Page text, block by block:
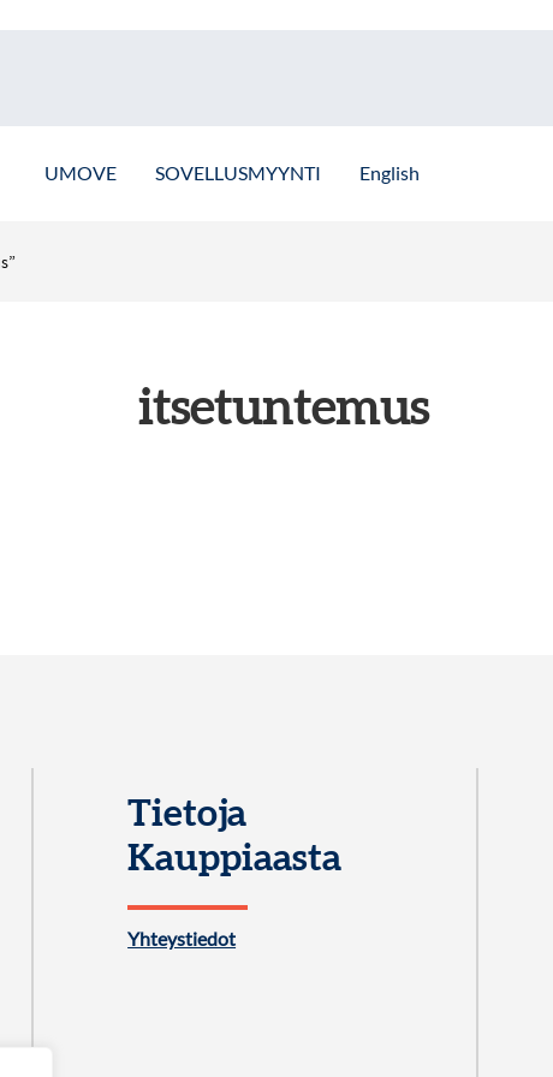
UMOVE SOVELLUSMYYNTI English
itsetuntemus
Tietoja
Kauppiaasta
Yhteystiedot